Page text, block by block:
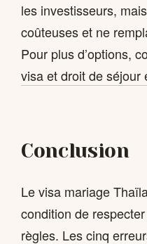
les investisseurs,
coûteuses et ne
Pour plus d’options,
visa et droit de séjour
Conclusion
Le visa mariage
condition de
règles. Les cinq